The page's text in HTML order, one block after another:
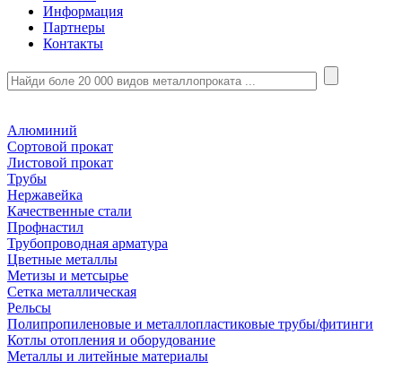
Информация
Партнеры
Контакты
Алюминий
Сортовой прокат
Листовой прокат
Трубы
Нержавейка
Качественные стали
Профнастил
Трубопроводная арматура
Цветные металлы
Метизы и метсырье
Сетка металлическая
Рельсы
Полипропиленовые и металлопластиковые трубы/фитинги
Котлы отопления и оборудование
Металлы и литейные материалы